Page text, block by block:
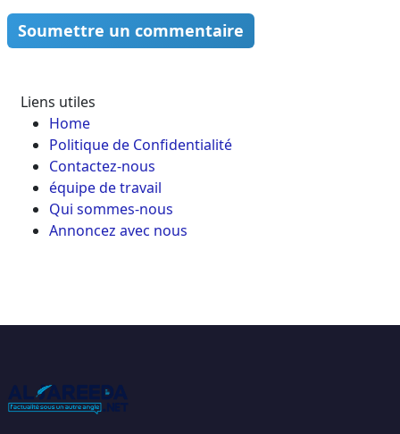
Soumettre un commentaire
Liens utiles
Home
Politique de Confidentialité
Contactez-nous
équipe de travail
Qui sommes-nous
Annoncez avec nous